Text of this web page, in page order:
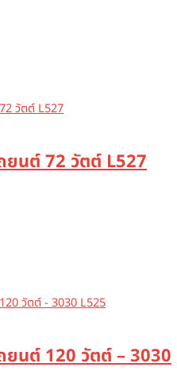
ยนต์ 72 วัตต์ L527
ยนต์ 120 วัตต์ – 3030